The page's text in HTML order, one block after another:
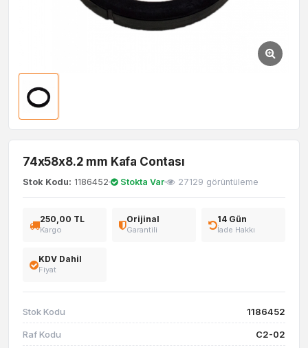
74x58x8.2 mm Kafa Contası
Stok Kodu: 1186452 Stokta Var 27129 görüntüleme
250,00 TL
Kargo
Orijinal
Garantili
14 Gün
İade Hakkı
KDV Dahil
Fiyat
Stok Kodu 1186452
Raf Kodu C2-02